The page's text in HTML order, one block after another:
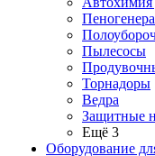
Пылесосы
Торнадоры
Ведра
Защитные
Ещё 3
Оборудование